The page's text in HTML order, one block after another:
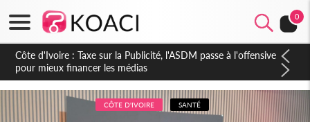
0
Côte d'Ivoire : Industrie des loisirs, Cocody, laboratoire du
futur hub touristique africain, un secteur en pleine révolution
CÔTE D'IVOIRE SANTÉ